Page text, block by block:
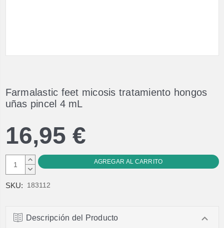
Farmalastic feet micosis tratamiento hongos
uñas pincel 4 mL
16,95 €
AUMENTAR
CANTIDAD:
DISMINUIR
SKU: 183112
Descripción del Producto